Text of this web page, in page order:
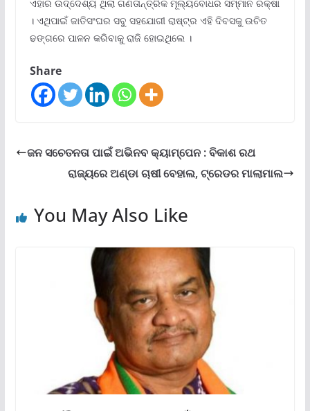
ଏହାର ଉଦ୍ଦେଶ୍ୟ ଥିଲା ଗଣତାନ୍ତ୍ରିକ ମୂଲ୍ୟବୋଧର ସମ୍ମାନ ରକ୍ଷା
। ଏଥିପାଇଁ ଜାତିସଂଘର ସବୁ ସହଯୋଗୀ ରାଷ୍ଟ୍ର ଏହି ଦିବସକୁ ଉଚିତ
ଢଙ୍ଗରେ ପାଳନ କରିବାକୁ ରାଜି ହୋଇଥିଲେ ।
Share
ଜନ ସଚେତନତା ପାଇଁ ଅଭିନବ କ୍ୟାମ୍ପେନ : ବିକାଶ ରଥ
ରାଜ୍ୟରେ ଅଣ୍ଡା ଚାଷୀ ବେହାଲ, ଟ୍ରେଡର ମାଲାମାଲ
You May Also Like